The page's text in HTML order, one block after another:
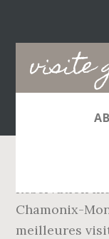
visite
Main
Réservation
Chamonix-
meilleures